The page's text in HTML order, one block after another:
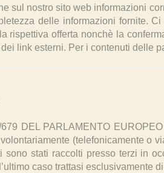
sul nostro sito web informazioni
delle informazioni fornite.
rispettiva offerta nonchè la
link esterni. Per i contenuti delle
DEL PARLAMENTO
(telefonicamente o
stati raccolti presso terzi in
caso trattasi esclusivamente